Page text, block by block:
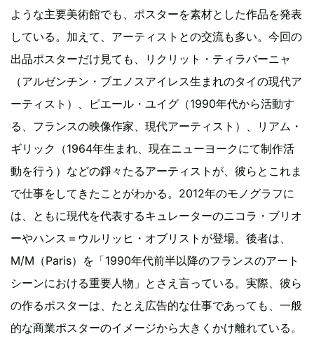
ような主要美術館でも、ポスターを素材とした作品を発表
している。加えて、アーティストとの交流も多い。今回の
出品ポスターだけ見ても、リクリット・ティラバーニャ
（アルゼンチン・ブエノスアイレス生まれのタイの現代ア
ーティスト）、ピエール・ユイグ（1990年代から活動す
る、フランスの映像作家、現代アーティスト）、リアム・
ギリック（1964年生まれ、現在ニューヨークにて制作活
動を行う）などの錚々たるアーティストが、彼らとこれま
で仕事をしてきたことがわかる。2012年のモノグラフに
は、ともに現代を代表するキュレーターのニコラ・ブリオ
ーやハンス＝ウルリッヒ・オブリストが登場。後者は、
M/M（Paris）を「1990年代前半以降のフランスのアート
シーンにおける重要人物」とさえ言っている。実際、彼ら
の作るポスターは、たとえ広告的な仕事であっても、一般
的な商業ポスターのイメージから大きくかけ離れている。